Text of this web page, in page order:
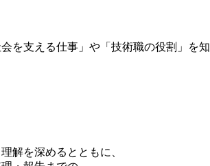
を支える仕事」や「技術職の役割」を知
解を深めるとともに、